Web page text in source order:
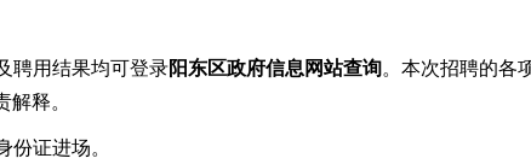
聘用结果均可登录阳东区政府信息网站查询。本次招聘的各
释。
份证进场。